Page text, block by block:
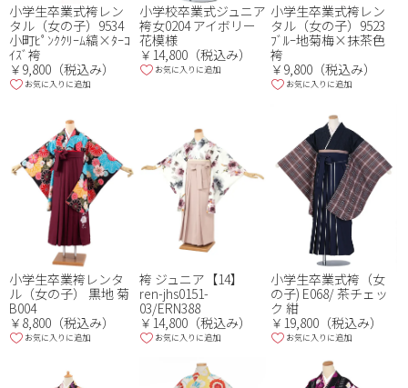
小学生卒業式袴レン
タル（女の子）9534
小町ﾋﾟﾝｸｸﾘｰﾑ縞×ﾀｰｺ
ｲｽﾞ袴
￥9,800（税込み）
お気に入りに追加
小学校卒業式ジュニア
袴女0204 アイボリー
花模様
￥14,800（税込み）
お気に入りに追加
小学生卒業式袴レン
タル（女の子）9523
ﾌﾞﾙｰ地菊梅×抹茶色
袴
￥9,800（税込み）
お気に入りに追加
小学生卒業袴レンタ
ル（女の子） 黒地 菊
B004
￥8,800（税込み）
お気に入りに追加
袴 ジュニア【14】
ren-jhs0151-
03/ERN388
￥14,800（税込み）
お気に入りに追加
小学生卒業式袴（女
の子) E068/ 茶チェッ
ク 紺
￥19,800（税込み）
お気に入りに追加